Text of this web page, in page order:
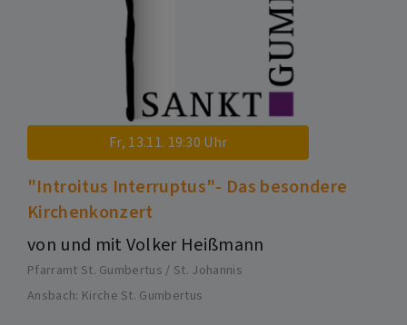
Fr, 13.11. 19:30 Uhr
"Introitus Interruptus"- Das besondere
Kirchenkonzert
von und mit Volker Heißmann
Pfarramt St. Gumbertus / St. Johannis
Ansbach Kirche St. Gumbertus